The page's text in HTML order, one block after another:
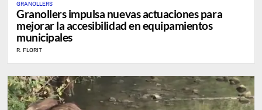
GRANOLLERS
Granollers impulsa nuevas actuaciones para
mejorar la accesibilidad en equipamientos
municipales
R. FLORIT